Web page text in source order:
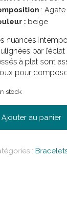
:
: beige
nuances
par
à plat sont
pour
stock
Ajouter au panier
: